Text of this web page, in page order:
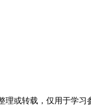
或转载，仅用于学